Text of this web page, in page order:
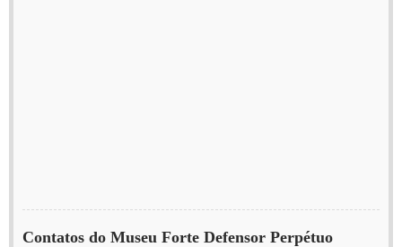
Contatos do Museu Forte Defensor Perpétuo